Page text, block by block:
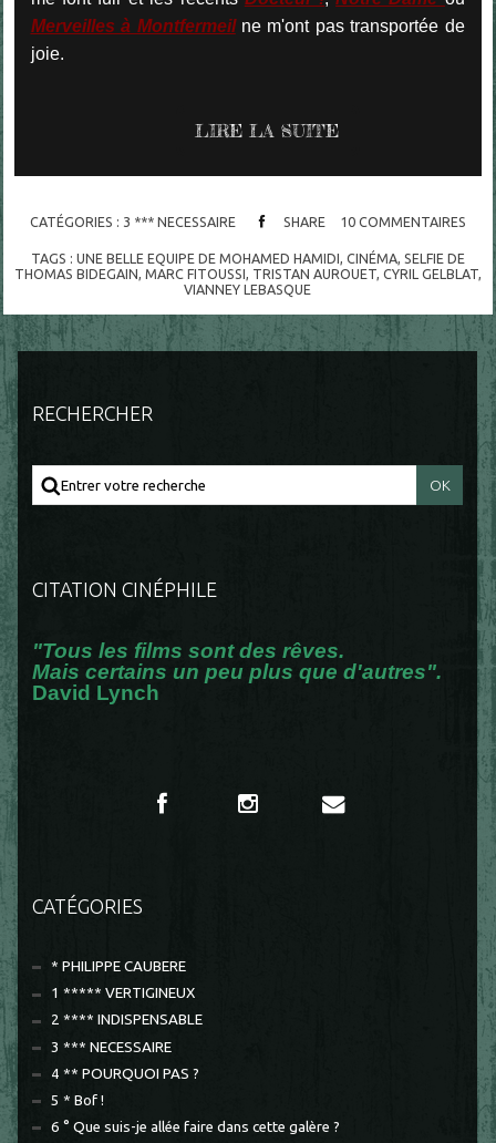
Merveilles à Montfermeilne m'ont pas transportée de
joie.
LIRE LA SUITE
CATÉGORIES : 3 *** NECESSAIRE SHARE 10 COMMENTAIRES
TAGS : UNE BELLE EQUIPE DE MOHAMED HAMIDI, CINÉMA, SELFIE DE
THOMAS BIDEGAIN, MARC FITOUSSI, TRISTAN AUROUET, CYRIL GELBLAT,
VIANNEY LEBASQUE
RECHERCHER
CITATION CINÉPHILE
"Tous les films sont des rêves.
Mais certains un peu plus que d'autres".
David Lynch
CATÉGORIES
* PHILIPPE CAUBERE
1 ***** VERTIGINEUX
2 **** INDISPENSABLE
3 *** NECESSAIRE
4 ** POURQUOI PAS ?
5 * Bof !
6 ° Que suis-je allée faire dans cette galère ?